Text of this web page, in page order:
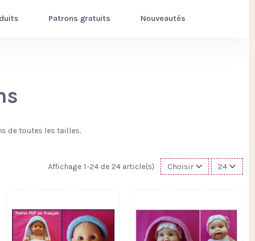
Patrons gratuits Nouveautés
de toutes les tailles.
Affichage 1-24 de 24 article(s) Choisir 24